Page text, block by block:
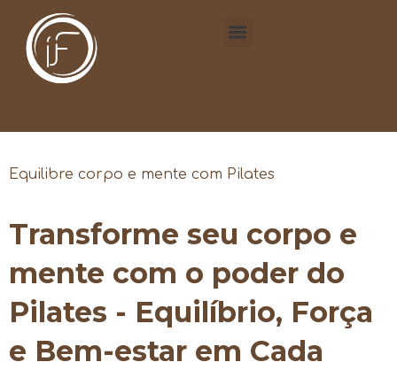
Equilibre corpo e mente com Pilates
Transforme seu corpo e
mente com o poder do
Pilates - Equilíbrio, Força
e Bem-estar em Cada